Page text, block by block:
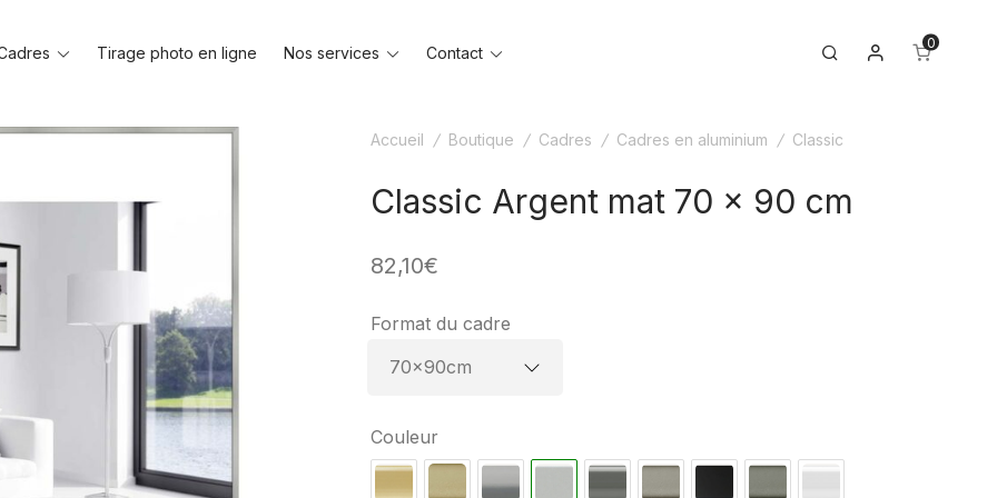
ToggleTirage photo en ligne Nos services
ToggleContact
Toggle
Search Mon compte
0
Accueil / Boutique / Cadres / Cadres en aluminium / Classic
Classic Argent mat 70 x 90 cm
82,10€
Format du cadre
Couleur